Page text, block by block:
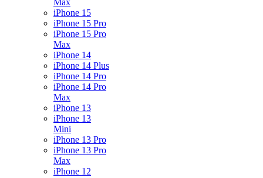
Max
iPhone 15
iPhone 15 Pro
iPhone 15 Pro
Max
iPhone 14
iPhone 14 Plus
iPhone 14 Pro
iPhone 14 Pro
Max
iPhone 13
iPhone 13
Mini
iPhone 13 Pro
iPhone 13 Pro
Max
iPhone 12